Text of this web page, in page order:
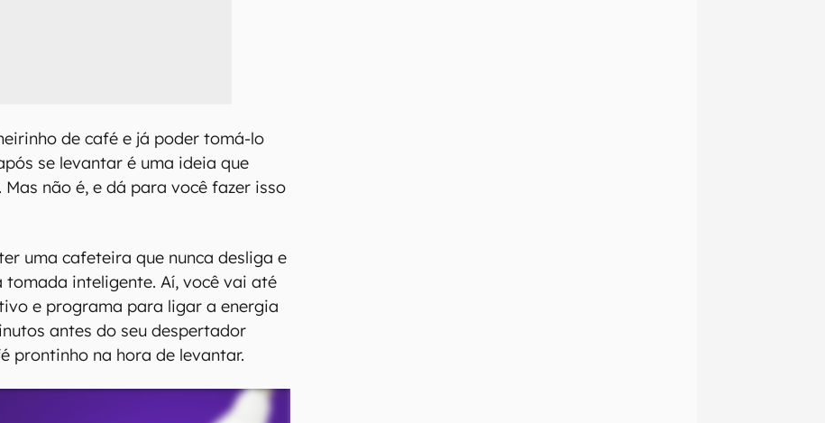
de café e já poder tomá-lo
se levantar é uma ideia que
não é, e dá para você fazer isso
uma cafeteira que nunca desliga e
tomada inteligente. Aí, você vai até
e programa para ligar a energia
antes do seu despertador
prontinho na hora de levantar.